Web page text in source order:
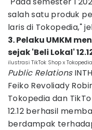
salah satu produk
laris di Tokopedia,"
3. Pelaku UMKM
sejak 'Beli Lokal'
ilustrasi TikTok Shop x
Public Relations
Feiko Revoliady
Tokopedia dan
12.12 berhasil
berdampak